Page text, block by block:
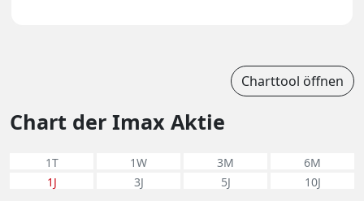
Chart der Imax Aktie
Charttool öffnen
1T 1W 3M
6M
1J
3J 5J 10J